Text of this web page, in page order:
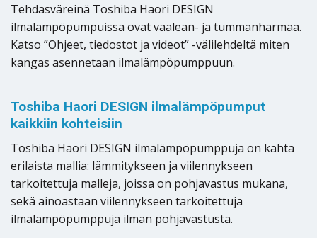
Tehdasväreinä Toshiba Haori DESIGN
ilmalämpöpumpuissa ovat vaalean- ja tummanharmaa.
Katso ”Ohjeet, tiedostot ja videot” -välilehdeltä miten
kangas asennetaan ilmalämpöpumppuun.
Toshiba Haori DESIGN ilmalämpöpumput
kaikkiin kohteisiin
Toshiba Haori DESIGN ilmalämpöpumppuja on kahta
erilaista mallia: lämmitykseen ja viilennykseen
tarkoitettuja malleja, joissa on pohjavastus mukana,
sekä ainoastaan viilennykseen tarkoitettuja
ilmalämpöpumppuja ilman pohjavastusta.